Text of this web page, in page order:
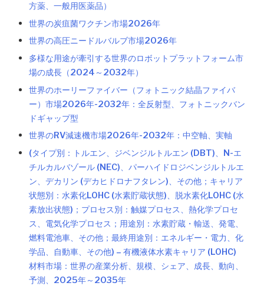
方薬、一般用医薬品）
世界の炭疽菌ワクチン市場2026年
世界の高圧ニードルバルブ市場2026年
多様な用途が牽引する世界のロボットプラットフォーム市
場の成長（2024～2032年）
世界のホーリーファイバー（フォトニック結晶ファイバ
ー）市場2026年-2032年：全反射型、フォトニックバン
ドギャップ型
世界のRV減速機市場2026年-2032年：中空軸、実軸
(タイプ別：トルエン、ジベンジルトルエン (DBT)、N-エ
チルカルバゾール (NEC)、パーハイドロジベンジルトルエ
ン、デカリン (デカヒドロナフタレン)、その他；キャリア
状態別：水素化LOHC (水素貯蔵状態)、脱水素化LOHC (水
素放出状態)；プロセス別：触媒プロセス、熱化学プロセ
ス、電気化学プロセス；用途別：水素貯蔵・輸送、発電、
燃料電池車、その他；最終用途別：エネルギー・電力、化
学品、自動車、その他) – 有機液体水素キャリア (LOHC)
材料市場：世界の産業分析、規模、シェア、成長、動向、
予測、2025年～2035年